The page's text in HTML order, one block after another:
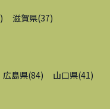
) 滋賀県(37)
広島県(84) 山口県(41)